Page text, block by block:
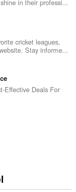
in their professi...
cricket leagues,
Stay informe...
Effective Deals For